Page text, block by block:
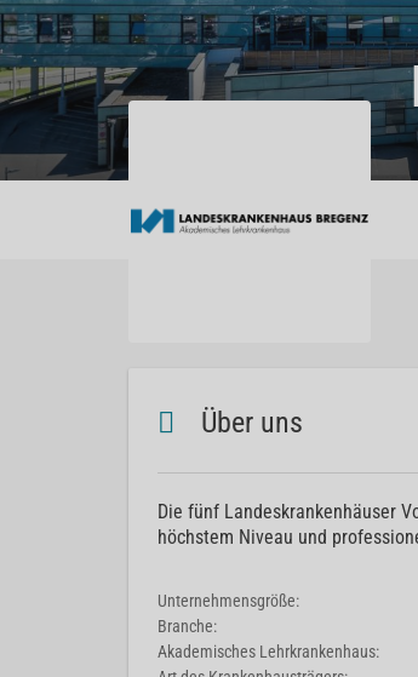
Über uns
Die fünf Landeskrankenhäuser
höchstem Niveau und
Unternehmensgröße:
Branche:
Akademisches Lehrkrankenhaus: